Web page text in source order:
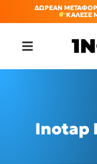
ΔΩΡΕΑΝ
ΚΑΛΕΣΕ
Inotap